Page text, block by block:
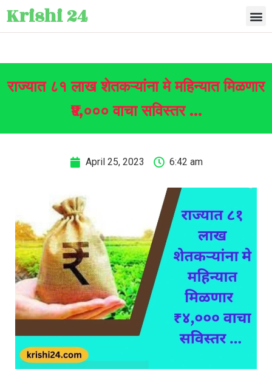
Krishi 24
राज्यात ८१ लाख शेतकऱ्यांना मे महिन्यात मिळणार
₹४,००० वाचा सविस्तर …
April 25, 2023 6:42 am